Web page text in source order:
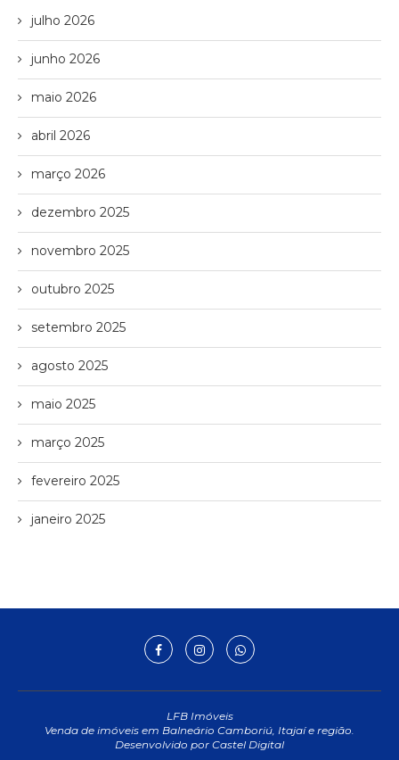
julho 2026
junho 2026
maio 2026
abril 2026
março 2026
dezembro 2025
novembro 2025
outubro 2025
setembro 2025
agosto 2025
maio 2025
março 2025
fevereiro 2025
janeiro 2025
LFB Imóveis
Venda de imóveis em Balneário Camboriú, Itajaí e região.
Desenvolvido por Castel Digital